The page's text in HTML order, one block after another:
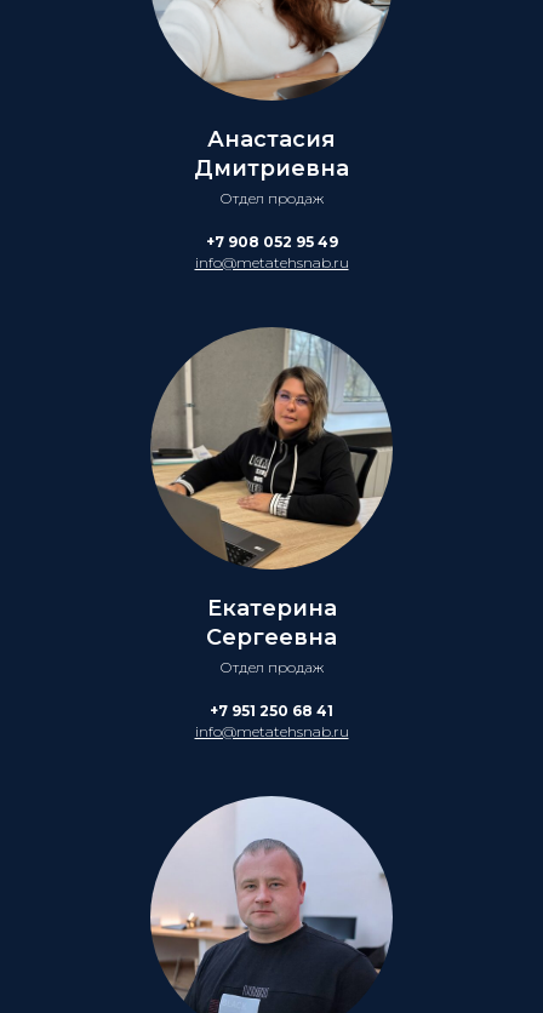
Анастасия
Дмитриевна
Отдел продаж
+7 908 052 95 49
info@metatehsnab.ru
Екатерина
Сергеевна
Отдел продаж
+7 951 250 68 41
info@metatehsnab.ru